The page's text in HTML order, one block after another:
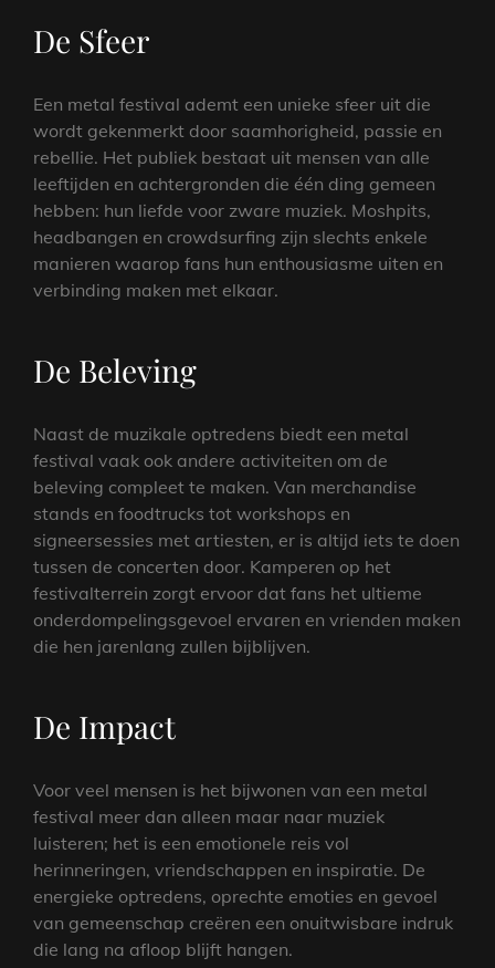
De Sfeer
Een metal festival ademt een unieke sfeer uit die
wordt gekenmerkt door saamhorigheid, passie en
rebellie. Het publiek bestaat uit mensen van alle
leeftijden en achtergronden die één ding gemeen
hebben: hun liefde voor zware muziek. Moshpits,
headbangen en crowdsurfing zijn slechts enkele
manieren waarop fans hun enthousiasme uiten en
verbinding maken met elkaar.
De Beleving
Naast de muzikale optredens biedt een metal
festival vaak ook andere activiteiten om de
beleving compleet te maken. Van merchandise
stands en foodtrucks tot workshops en
signeersessies met artiesten, er is altijd iets te doen
tussen de concerten door. Kamperen op het
festivalterrein zorgt ervoor dat fans het ultieme
onderdompelingsgevoel ervaren en vrienden maken
die hen jarenlang zullen bijblijven.
De Impact
Voor veel mensen is het bijwonen van een metal
festival meer dan alleen maar naar muziek
luisteren; het is een emotionele reis vol
herinneringen, vriendschappen en inspiratie. De
energieke optredens, oprechte emoties en gevoel
van gemeenschap creëren een onuitwisbare indruk
die lang na afloop blijft hangen.